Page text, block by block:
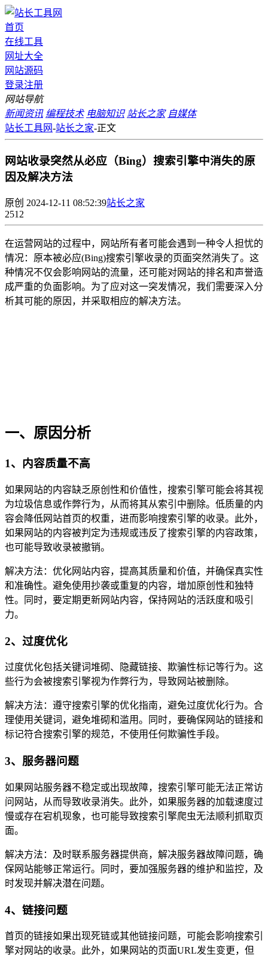
首页
在线工具
网址大全
网站源码
登录注册
网站导航
新闻资讯 编程技术 电脑知识 站长之家 自媒体
站长工具网-站长之家-正文
网站收录突然从必应（Bing）搜索引擎中消失的原
因及解决方法
原创 2024-12-11 08:52:39站长之家
2512
在运营网站的过程中，网站所有者可能会遇到一种令人担忧的
情况：原本被必应(Bing)搜索引擎收录的页面突然消失了。这
种情况不仅会影响网站的流量，还可能对网站的排名和声誉造
成严重的负面影响。为了应对这一突发情况，我们需要深入分
析其可能的原因，并采取相应的解决方法。
一、原因分析
1、内容质量不高
如果网站的内容缺乏原创性和价值性，搜索引擎可能会将其视
为垃圾信息或作弊行为，从而将其从索引中删除。低质量的内
容会降低网站首页的权重，进而影响搜索引擎的收录。此外，
如果网站的内容被判定为违规或违反了搜索引擎的内容政策，
也可能导致收录被撤销。
解决方法：优化网站内容，提高其质量和价值，并确保真实性
和准确性。避免使用抄袭或重复的内容，增加原创性和独特
性。同时，要定期更新网站内容，保持网站的活跃度和吸引
力。
2、过度优化
过度优化包括关键词堆砌、隐藏链接、欺骗性标记等行为。这
些行为会被搜索引擎视为作弊行为，导致网站被删除。
解决方法：遵守搜索引擎的优化指南，避免过度优化行为。合
理使用关键词，避免堆砌和滥用。同时，要确保网站的链接和
标记符合搜索引擎的规范，不使用任何欺骗性手段。
3、服务器问题
如果网站服务器不稳定或出现故障，搜索引擎可能无法正常访
问网站，从而导致收录消失。此外，如果服务器的加载速度过
慢或存在宕机现象，也可能导致搜索引擎爬虫无法顺利抓取页
面。
解决方法：及时联系服务器提供商，解决服务器故障问题，确
保网站能够正常运行。同时，要加强服务器的维护和监控，及
时发现并解决潜在问题。
4、链接问题
首页的链接如果出现死链或其他链接问题，可能会影响搜索引
擎对网站的收录。此外，如果网站的页面URL发生变更，但